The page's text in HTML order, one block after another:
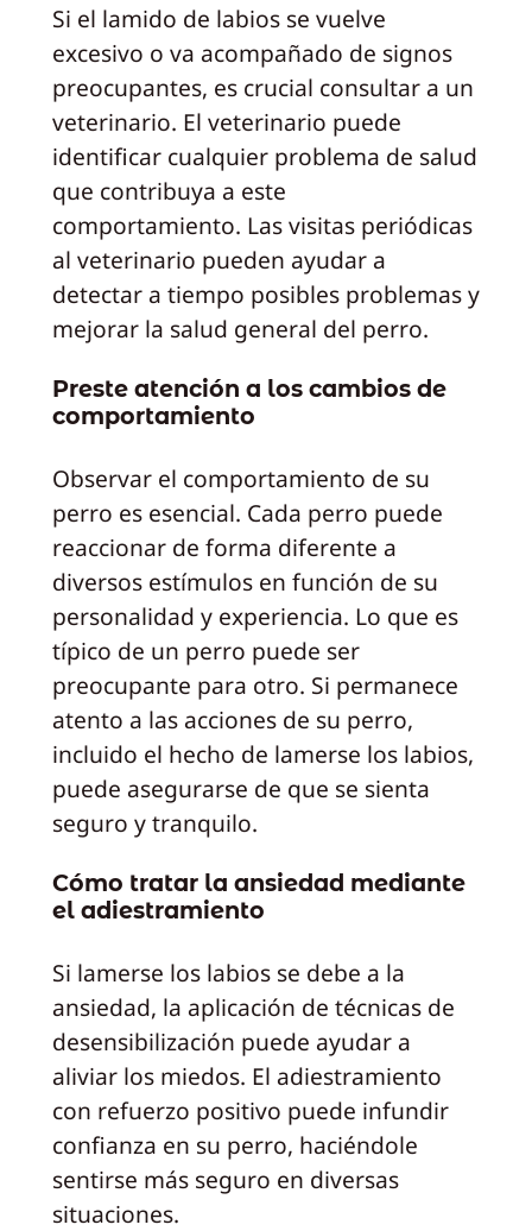
Si el lamido de labios se vuelve
excesivo o va acompañado de signos
preocupantes, es crucial consultar a un
veterinario. El veterinario puede
identificar cualquier problema de salud
que contribuya a este
comportamiento. Las visitas periódicas
al veterinario pueden ayudar a
detectar a tiempo posibles problemas y
mejorar la salud general del perro.
Preste atención a los cambios de
comportamiento
Observar el comportamiento de su
perro es esencial. Cada perro puede
reaccionar de forma diferente a
diversos estímulos en función de su
personalidad y experiencia. Lo que es
típico de un perro puede ser
preocupante para otro. Si permanece
atento a las acciones de su perro,
incluido el hecho de lamerse los labios,
puede asegurarse de que se sienta
seguro y tranquilo.
Cómo tratar la ansiedad mediante
el adiestramiento
Si lamerse los labios se debe a la
ansiedad, la aplicación de técnicas de
desensibilización puede ayudar a
aliviar los miedos. El adiestramiento
con refuerzo positivo puede infundir
confianza en su perro, haciéndole
sentirse más seguro en diversas
situaciones.